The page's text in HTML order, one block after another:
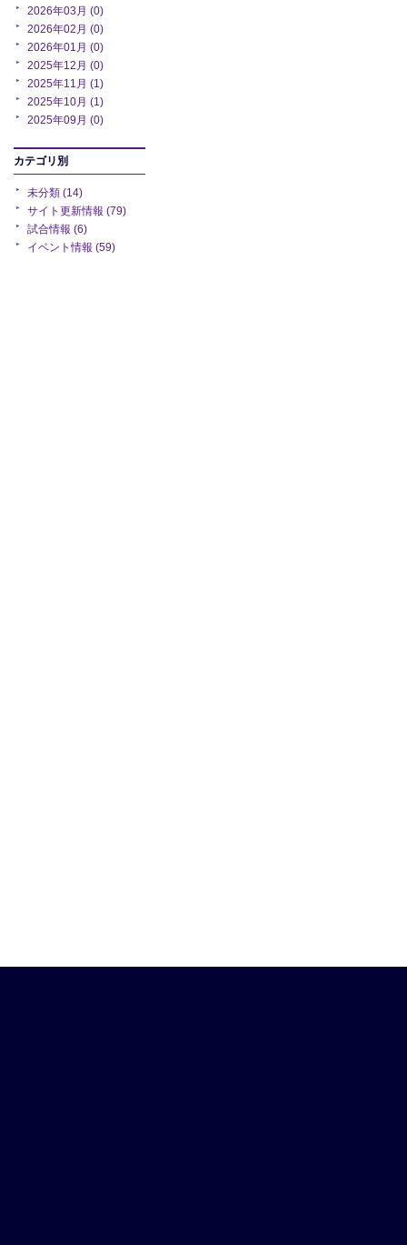
2026年03月 (0)
2026年02月 (0)
2026年01月 (0)
2025年12月 (0)
2025年11月 (1)
2025年10月 (1)
2025年09月 (0)
カテゴリ別
未分類 (14)
サイト更新情報 (79)
試合情報 (6)
イベント情報 (59)